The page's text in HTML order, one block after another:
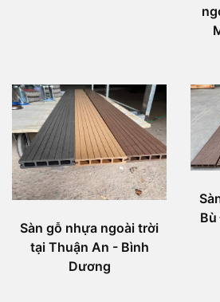
Sàn gỗ nhựa ngoài trời
tại Thuận An - Bình
Dương